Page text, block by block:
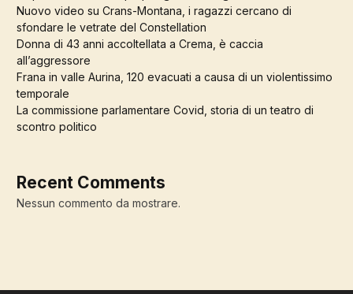
Nuovo video su Crans-Montana, i ragazzi cercano di
sfondare le vetrate del Constellation
Donna di 43 anni accoltellata a Crema, è caccia
all’aggressore
Frana in valle Aurina, 120 evacuati a causa di un violentissimo
temporale
La commissione parlamentare Covid, storia di un teatro di
scontro politico
Recent Comments
Nessun commento da mostrare.